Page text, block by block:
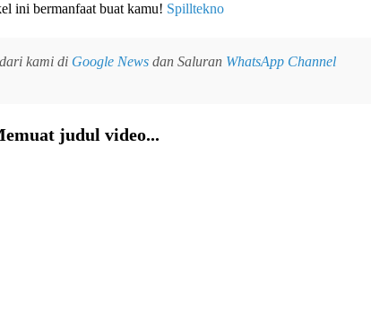
ini bermanfaat buat kamu! Spilltekno
kami di Google News dan Saluran WhatsApp Channel
judul video...